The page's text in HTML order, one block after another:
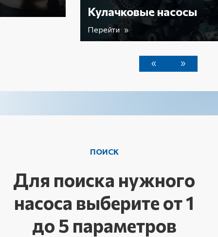
насосы Перейти »
« »
ПОИСК
Для поиска нужного
насоса выберите от 1
до 5 параметров